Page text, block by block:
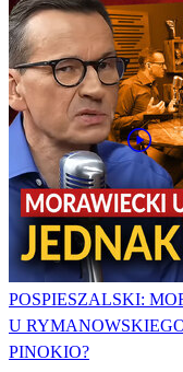
POSPIESZALSKI:
U
PINOKIO?